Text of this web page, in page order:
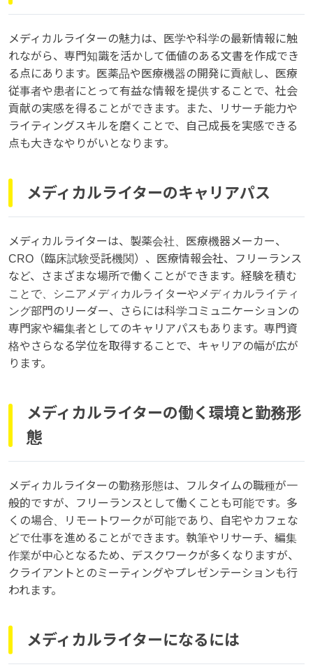
メディカルライターの魅力は、医学や科学の最新情報に触
れながら、専門知識を活かして価値のある文書を作成でき
る点にあります。医薬品や医療機器の開発に貢献し、医療
従事者や患者にとって有益な情報を提供することで、社会
貢献の実感を得ることができます。また、リサーチ能力や
ライティングスキルを磨くことで、自己成長を実感できる
点も大きなやりがいとなります。
メディカルライターのキャリアパス
メディカルライターは、製薬会社、医療機器メーカー、
CRO（臨床試験受託機関）、医療情報会社、フリーランス
など、さまざまな場所で働くことができます。経験を積む
ことで、シニアメディカルライターやメディカルライティ
ング部門のリーダー、さらには科学コミュニケーションの
専門家や編集者としてのキャリアパスもあります。専門資
格やさらなる学位を取得することで、キャリアの幅が広が
ります。
メディカルライターの働く環境と勤務形
態
メディカルライターの勤務形態は、フルタイムの職種が一
般的ですが、フリーランスとして働くことも可能です。多
くの場合、リモートワークが可能であり、自宅やカフェな
どで仕事を進めることができます。執筆やリサーチ、編集
作業が中心となるため、デスクワークが多くなりますが、
クライアントとのミーティングやプレゼンテーションも行
われます。
メディカルライターになるには